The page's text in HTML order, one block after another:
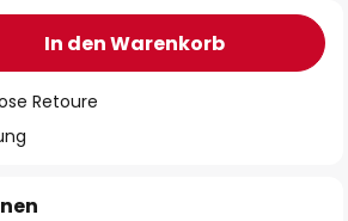
In den Warenkorb
Retoure